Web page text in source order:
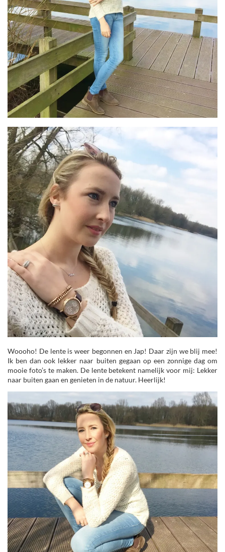
Woooho! De lente is weer begonnen en Jap! Daar zijn we blij mee!
Ik ben dan ook lekker naar buiten gegaan op een zonnige dag om
mooie foto’s te maken. De lente betekent namelijk voor mij: Lekker
naar buiten gaan en genieten in de natuur. Heerlijk!